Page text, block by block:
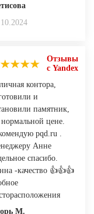
Отзывы
с Yandex
контора,
и
памятник,
цене.
pqd.ru .
Анне
спасибо.
-качество 👍👍👍
М.